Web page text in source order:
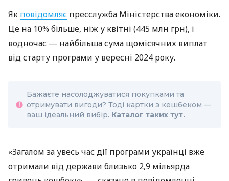
Як повідомляє пресслужба Міністерства економіки.
Це на 10% більше, ніж у квітні (445 млн грн), і
водночас — найбільша сума щомісячних виплат
від старту програми у вересні 2024 року.
Бажаєте насолоджуватися покупками та
отримувати вигоди? Тоді картки з кешбеком —
ваш ідеальний вибір. Каталог таких тут.
«Загалом за увесь час дії програми українці вже
отримали від держави близько 2,9 мільярда